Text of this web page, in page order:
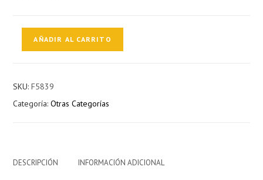
Las
Inteligencias
Montserrat
AÑADIR AL CARRITO
SKU:F5839
Categoría:Otras Categorías
DESCRIPCIÓN INFORMACIÓN ADICIONAL